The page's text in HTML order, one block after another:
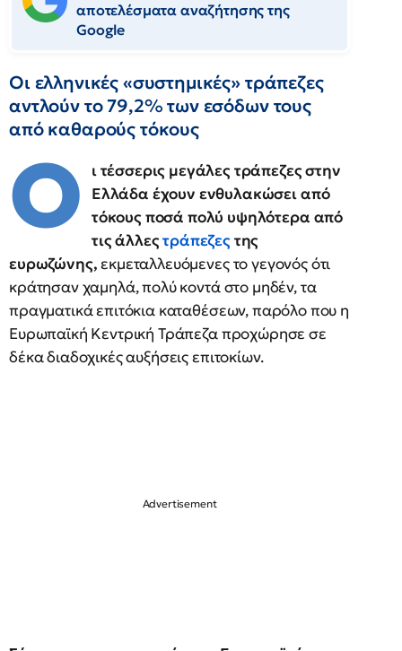
αποτελέσματα αναζήτησης της
Google
Οι ελληνικές «συστημικές» τράπεζες
αντλούν το 79,2% των εσόδων τους
από καθαρούς τόκους
Ο
ι τέσσερις μεγάλες τράπεζες στην
Ελλάδα έχουν ενθυλακώσει από
τόκους ποσά πολύ υψηλότερα από
τις άλλεςτράπεζεςτης
ευρωζώνης,εκμεταλλευόμενες το γεγονός ότι
κράτησαν χαμηλά, πολύ κοντά στο μηδέν, τα
πραγματικά επιτόκια καταθέσεων, παρόλο που η
Ευρωπαϊκή Κεντρική Τράπεζα προχώρησε σε
δέκα διαδοχικές αυξήσεις επιτοκίων.